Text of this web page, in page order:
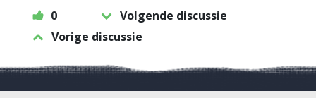
0
Volgende discussie
Vorige discussie